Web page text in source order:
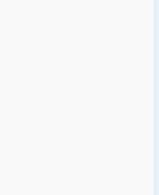
en heeft
badkamer met
sofa. De keuken
een afwasmachine,
en een koelkast.